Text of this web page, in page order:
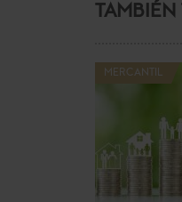
TAMBIÉN
MERCANTIL